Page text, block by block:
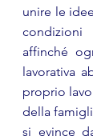
unire le
condizioni
affinché
lavorativa
proprio
della
si evince